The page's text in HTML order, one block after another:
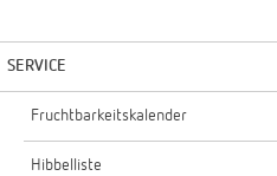
SERVICE
Fruchtbarkeitskalender
Hibbelliste